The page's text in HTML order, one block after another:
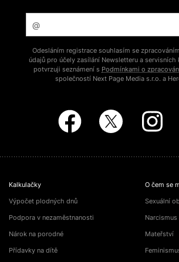
Odesláním registrace souhlasím se
údajů pro účely zasílání Newsletteru a servisních
potvrzuji seznámení s Podmínkami o
společností Next Page Media s.r.o. a
Kalkulačky
Výpočet plodných dnů
Podpora v nezaměstnanosti
Nárok na porodné
Přídavky na dítě
O čem se
Sexuální
Narcismus
Mateřství